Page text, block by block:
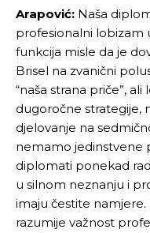
Arapović: Naša
profesionalni lobizam
funkcija misle da je
Brisel na zvanični
“naša strana priče”,
dugoročne strategije,
djelovanje na
nemamo jedinstvene
diplomati ponekad
u silnom neznanju i
imaju čestite namjere.
razumije važnost